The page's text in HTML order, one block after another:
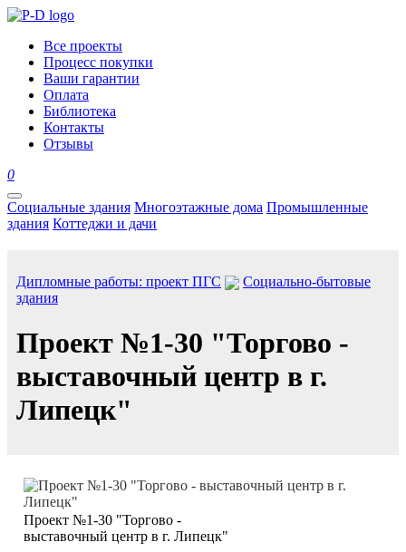
Все проекты
Процесс покупки
Ваши гарантии
Оплата
Библиотека
Контакты
Отзывы
0
Социальные здания Многоэтажные дома Промышленные
здания Коттеджи и дачи
Дипломные работы: проект ПГС
Социально-бытовые
здания
Проект №1-30 "Торгово -
выставочный центр в г.
Липецк"
Проект №1-30 "Торгово -
выставочный центр в г. Липецк"